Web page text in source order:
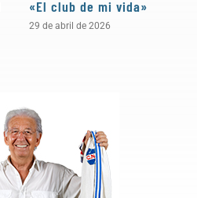
«El club de mi vida»
29 de abril de 2026